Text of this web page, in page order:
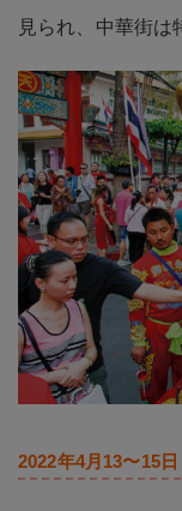
見られ、中華街は
2022年4月13〜15